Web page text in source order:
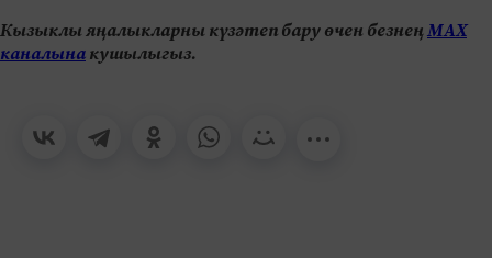
Кызыклы яңалыкларны күзәтеп бару өчен безнеңМАХ
каналынакушылыгыз.